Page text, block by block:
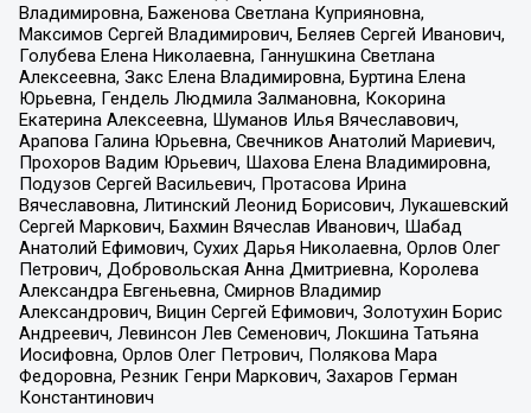
Владимировна, Баженова Светлана Куприяновна,
Максимов Сергей Владимирович, Беляев Сергей Иванович,
Голубева Елена Николаевна, Ганнушкина Светлана
Алексеевна, Закс Елена Владимировна, Буртина Елена
Юрьевна, Гендель Людмила Залмановна, Кокорина
Екатерина Алексеевна, Шуманов Илья Вячеславович,
Арапова Галина Юрьевна, Свечников Анатолий Мариевич,
Прохоров Вадим Юрьевич, Шахова Елена Владимировна,
Подузов Сергей Васильевич, Протасова Ирина
Вячеславовна, Литинский Леонид Борисович, Лукашевский
Сергей Маркович, Бахмин Вячеслав Иванович, Шабад
Анатолий Ефимович, Сухих Дарья Николаевна, Орлов Олег
Петрович, Добровольская Анна Дмитриевна, Королева
Александра Евгеньевна, Смирнов Владимир
Александрович, Вицин Сергей Ефимович, Золотухин Борис
Андреевич, Левинсон Лев Семенович, Локшина Татьяна
Иосифовна, Орлов Олег Петрович, Полякова Мара
Федоровна, Резник Генри Маркович, Захаров Герман
Константинович